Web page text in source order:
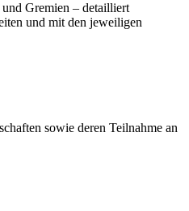
Gremien – detailliert
und mit den jeweiligen
sowie deren Teilnahme an